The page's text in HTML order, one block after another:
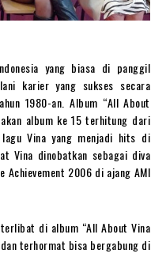
yang biasa di panggil
karier yang sukses secara
1980-an. Album “All About
album ke 15 terhitung dari
lagu Vina yang menjadi hits di
Vina dinobatkan sebagai diva
Achievement 2006 di ajang AMI
di album “All About Vina
terhormat bisa bergabung di